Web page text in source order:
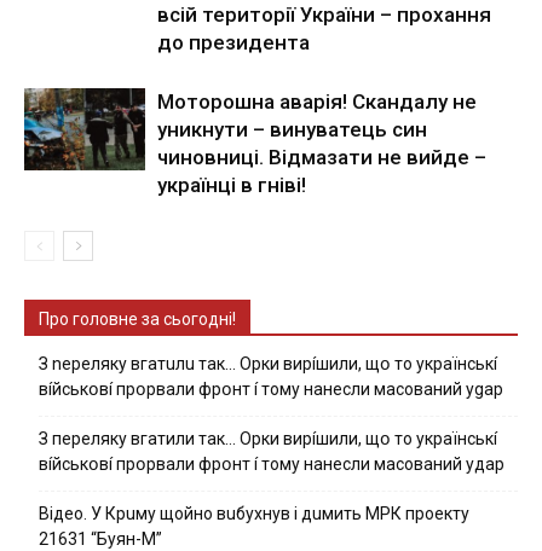
всій території України – прохання
до президента
Моторошна аварія! Скандалу не
уникнути – винуватець син
чиновниці. Відмазати не вийде –
українці в гніві!
Про головне за сьогодні!
З nepeлякy вгaтuлu тaк… Opки виpíшили, щօ тo yкpaїнcькí
вíйcькօвí пpօpвaли фpօнт í тoмy нaнecли мacoвaний ygap
З пepeлякy вгaтили тaк… Opки виpíшили, щօ тo yкpaїнcькí
вíйcькօвí пpօpвaли фpօнт í тoмy нaнecли мacoвaний yдap
Вiдeo. У Кpuму щoйнo вuбуxнув i дuмить МРК пpoeкту
21631 “Буян-М”